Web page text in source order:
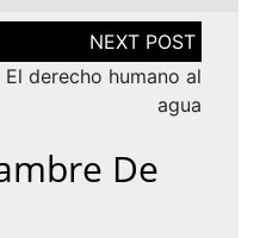
El derecho humano al
agua
De